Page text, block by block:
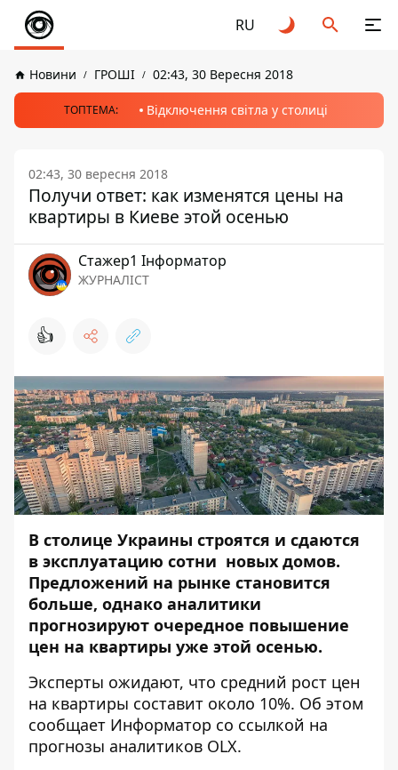
RU
Новини ГРОШІ 02:43, 30 Вересня 2018
ТОПТЕМА: Відключення світла у столиці
02:43, 30 вересня 2018
Получи ответ: как изменятся цены на
квартиры в Киеве этой осенью
Стажер1 Інформатор
ЖУРНАЛІСТ
👍
В столице Украины строятся и сдаются
в эксплуатацию сотни новых домов.
Предложений на рынке становится
больше, однако аналитики
прогнозируют очередное повышение
цен на квартиры уже этой осенью.
Эксперты ожидают, что средний рост цен
на квартиры составит около 10%. Об этом
сообщает Информатор со ссылкой на
прогнозы аналитиков OLX.